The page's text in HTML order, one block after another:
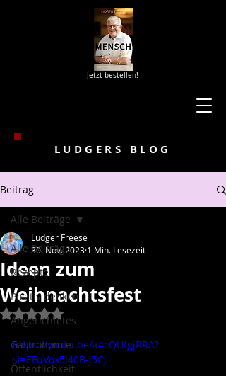
LUDGERS BLOG
Jetzt bestellen!
Beitrag
Alle Beiträge
Rezepte
Positiv denken
Angerichtetes
Gastronomie
Öffentlichkeit
Alle Beiträge
Ideen zum
Weihnachtsfest
Ludger Freese
30. Nov. 2023 1 Min. Lesezeit
Mit NaN von 5 Sternen bewertet.
https://youtu.be/a4cQUtgjRRA?
si=EFuVox5l40B-j5Cj